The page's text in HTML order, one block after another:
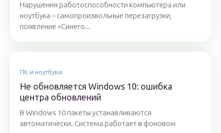
Нарушения работоспособности компьютера или
ноутбука – самопроизвольные перезагрузки,
появление «Синего...
ПК и ноутбуки
Не обновляется Windows 10: ошибка
центра обновлений
В Windows 10 пакеты устанавливаются
автоматически. Система работает в фоновом